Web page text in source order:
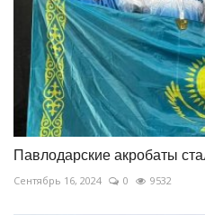
Павлодарские акробаты
Сентябрь 16, 2024 0 9532